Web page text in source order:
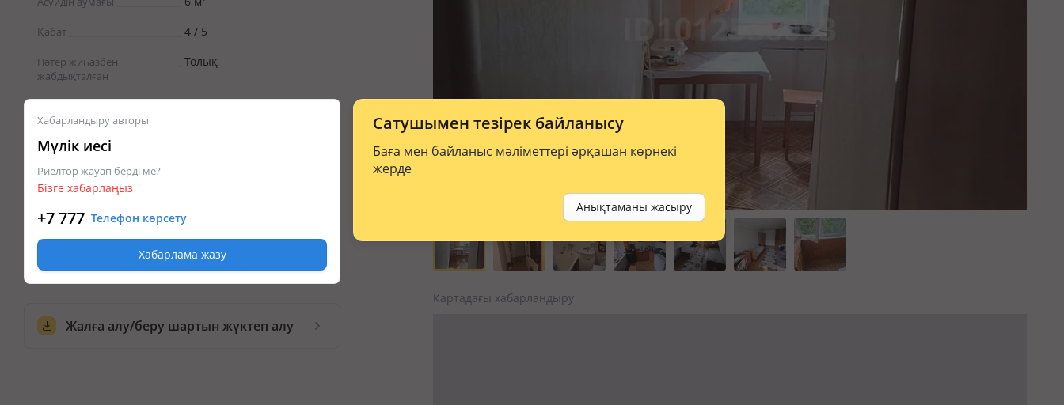
Қабат 4 / 5
Пәтер жиһазбен
жабдықталған
Толық
Сатушымен тезірек байланысу
Баға мен байланыс мәліметтері әрқашан көрнекі
жерде
Анықтаманы жасыру
Хабарландыру авторы
Мүлік иесі
Риелтор жауап берді ме?
Бізге хабарлаңыз
+7 777 Телефон көрсету
Хабарлама жазу
Жалға алу/беру шартын жүктеп алу
Картадағы хабарландыру